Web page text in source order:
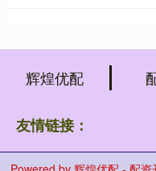
辉煌优配
友情链接：